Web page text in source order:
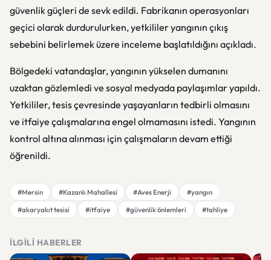
güvenlik güçleri de sevk edildi. Fabrikanın operasyonları
geçici olarak durdurulurken, yetkililer yangının çıkış
sebebini belirlemek üzere inceleme başlatıldığını açıkladı.
Bölgedeki vatandaşlar, yangının yükselen dumanını
uzaktan gözlemledi ve sosyal medyada paylaşımlar yapıldı.
Yetkililer, tesis çevresinde yaşayanların tedbirli olmasını
ve itfaiye çalışmalarına engel olmamasını istedi. Yangının
kontrol altına alınması için çalışmaların devam ettiği
öğrenildi.
#Mersin #Kazanlı Mahallesi #Aves Enerji
#yangın
#akaryakıt tesisi
#itfaiye #güvenlik önlemleri #tahliye
İLGILI HABERLER